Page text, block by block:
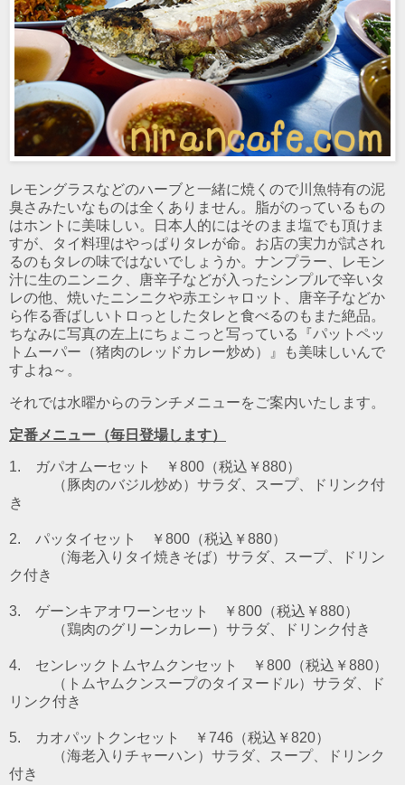
レモングラスなどのハーブと一緒に焼くので川魚特有の泥
臭さみたいなものは全くありません。脂がのっているもの
はホントに美味しい。日本人的にはそのまま塩でも頂けま
すが、タイ料理はやっぱりタレが命。お店の実力が試され
るのもタレの味ではないでしょうか。ナンプラー、レモン
汁に生のニンニク、唐辛子などが入ったシンプルで辛いタ
レの他、焼いたニンニクや赤エシャロット、唐辛子などか
ら作る香ばしいトロっとしたタレと食べるのもまた絶品。
ちなみに写真の左上にちょこっと写っている『パットペッ
トムーパー（猪肉のレッドカレー炒め）』も美味しいんで
すよね～。
それでは水曜からのランチメニューをご案内いたします。
定番メニュー（毎日登場します）
1. ガパオムーセット ￥800（税込￥880）
（豚肉のバジル炒め） サラダ、スープ、ドリンク付
き
2. パッタイセット ￥800（税込￥880）
（海老入りタイ焼きそば） サラダ、スープ、ドリン
ク付き
3. ゲーンキアオワーンセット ￥800（税込￥880）
（鶏肉のグリーンカレー） サラダ、ドリンク付き
4. センレックトムヤムクンセット ￥800（税込￥880）
（トムヤムクンスープのタイヌードル） サラダ、ド
リンク付き
5. カオパットクンセット ￥746（税込￥820）
（海老入りチャーハン）サラダ、スープ、ドリンク
付き